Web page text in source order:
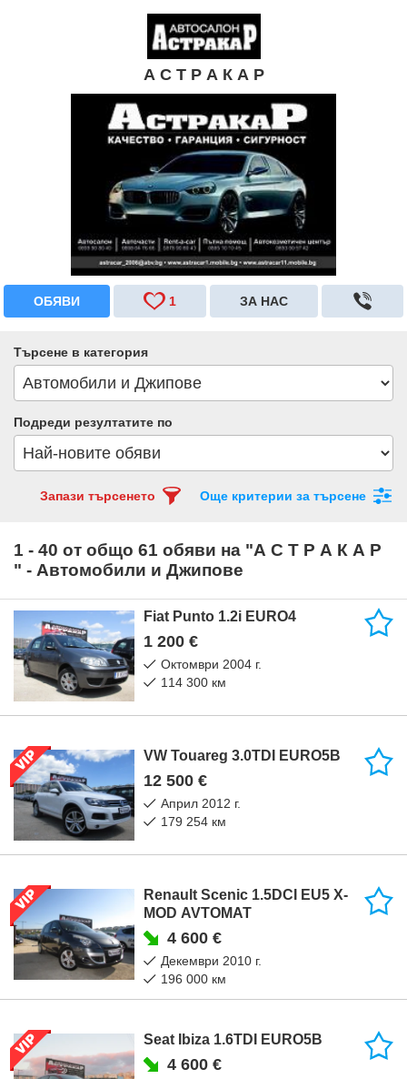
А С Т Р А К А Р
ОБЯВИ 1 ЗА НАС
Търсене в категория
Подреди резултатите по
Запази търсенето Още критерии за търсене
1 - 40 от общо 61 обяви на "А С Т Р А К А Р
" - Автомобили и Джипове
Fiat Punto 1.2i EURO4
1 200 €
октомври 2004 г.
114 300 км
VW Touareg 3.0TDI EURO5B
12 500 €
април 2012 г.
179 254 км
Renault Scenic 1.5DCI EU5 X-
MOD AVTOMAT
4 600 €
декември 2010 г.
196 000 км
Seat Ibiza 1.6TDI EURO5B
4 600 €